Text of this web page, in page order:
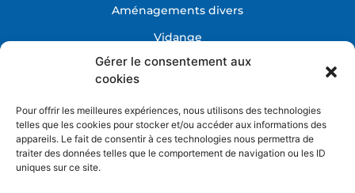
Gérer le consentement aux
cookies
Pour offrir les meilleures expériences, nous utilisons des technologies
telles que les cookies pour stocker et/ou accéder aux informations des
appareils. Le fait de consentir à ces technologies nous permettra de
traiter des données telles que le comportement de navigation ou les ID
uniques sur ce site.
… Assainissement Arzal
… Assainissement Redon
Aménagements divers
Vidange
Démolition
Recrutement
Contact